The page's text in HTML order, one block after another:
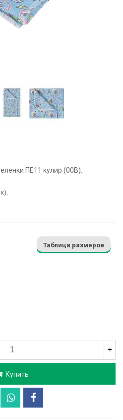
ПЕ11 кулир (00B):
Таблица размеров
+
Купить